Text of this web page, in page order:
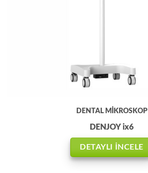
DENTAL MİKROSKOP
DENJOY ix6
DETAYLI İNCELE